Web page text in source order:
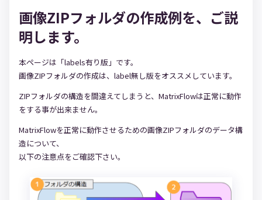
画像ZIPフォルダの作成例を、ご説
明します。
本ページは「labels有り版」です。
画像ZIPフォルダの作成は、label無し版をオススメしています。
ZIPフォルダの構造を間違えてしまうと、MatrixFlowは正常に動作
をする事が出来ません。
MatrixFlowを正常に動作させるための画像ZIPフォルダのデータ構
造について、
以下の注意点をご確認下さい。